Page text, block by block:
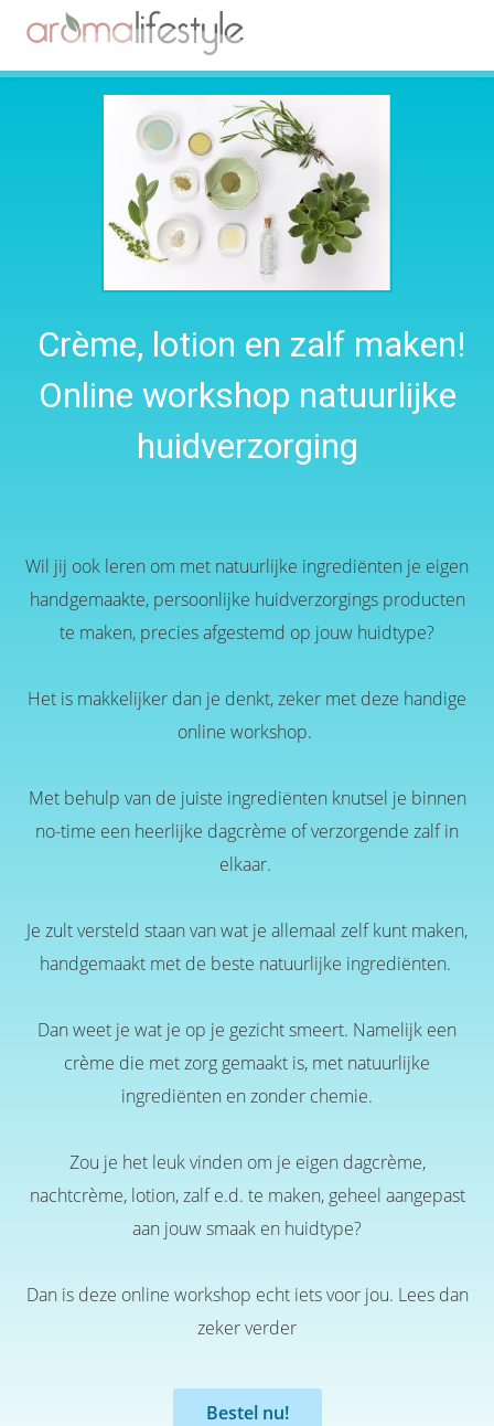
Crème, lotion en zalf maken!
Online workshop natuurlijke
huidverzorging
Wil jij ook leren om met natuurlijke ingrediënten je eigen
handgemaakte, persoonlijke huidverzorgings producten
te maken, precies afgestemd op jouw huidtype?
Het is makkelijker dan je denkt, zeker met deze handige
online workshop.
Met behulp van de juiste ingrediënten knutsel je binnen
no-time een heerlijke dagcrème of verzorgende zalf in
elkaar.
Je zult versteld staan van wat je allemaal zelf kunt maken,
handgemaakt met de beste natuurlijke ingrediënten.
Dan weet je wat je op je gezicht smeert. Namelijk een
crème die met zorg gemaakt is, met natuurlijke
ingrediënten en zonder chemie.
Zou je het leuk vinden om je eigen dagcrème,
nachtcrème, lotion, zalf e.d. te maken, geheel aangepast
aan jouw smaak en huidtype?
Dan is deze online workshop echt iets voor jou. Lees dan
zeker verder
Bestel nu!